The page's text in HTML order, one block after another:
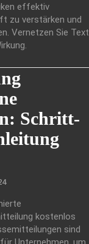
effektiv
zu verstärken und
Vernetzen Sie Text
Schritt-
kostenlos
sind